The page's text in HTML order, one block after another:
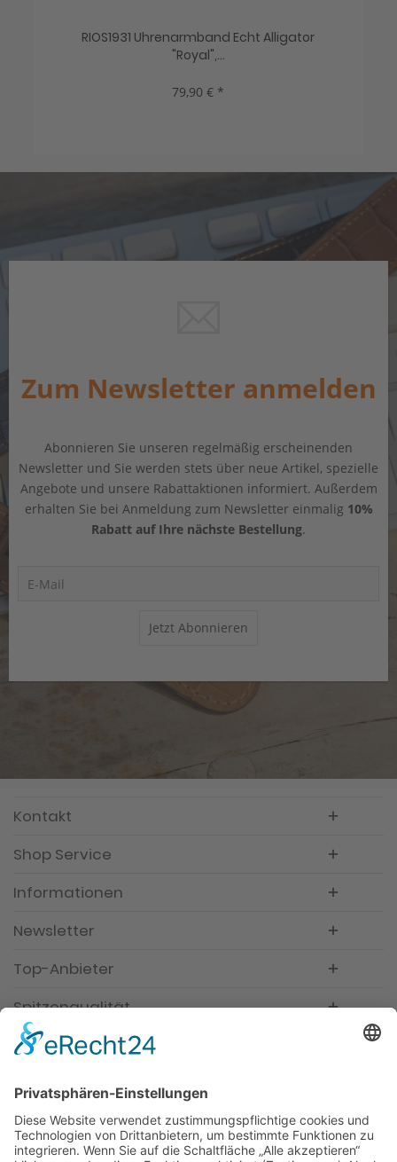
HIRSCH Uhrenarmband Louisiana Alligator...
329,00 € *
Zum Newsletter anmelden
Abonnieren Sie unseren regelmäßig erscheinenden
Newsletter und Sie werden stets über neue Artikel, spezielle
Angebote und unsere Rabattaktionen informiert. Außerdem
erhalten Sie bei Anmeldung zum Newsletter einmalig 10%
Rabatt auf Ihre nächste Bestellung.
Jetzt Abonnieren
Kontakt
Shop Service
Informationen
Newsletter
Top-Anbieter
Spitzenqualität
Kompetente Beratung
Partner